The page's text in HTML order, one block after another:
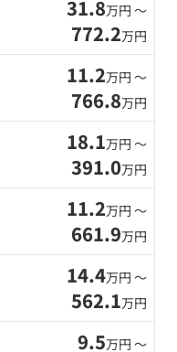
31.8万円 〜
772.2万円
11.2万円 〜
766.8万円
18.1万円 〜
391.0万円
11.2万円 〜
661.9万円
14.4万円 〜
562.1万円
9.5万円 〜